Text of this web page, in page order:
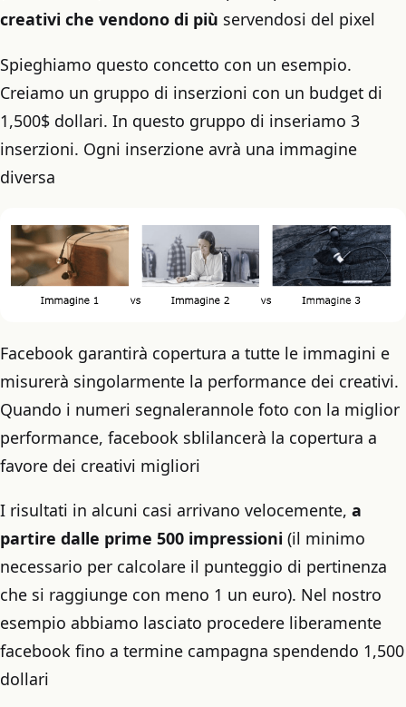
creativi che vendono di più servendosi del pixel
Spieghiamo questo concetto con un esempio.
Creiamo un gruppo di inserzioni con un budget di
1,500$ dollari. In questo gruppo di inseriamo 3
inserzioni. Ogni inserzione avrà una immagine
diversa
Facebook garantirà copertura a tutte le immagini e
misurerà singolarmente la performance dei creativi.
Quando i numeri segnalerannole foto con la miglior
performance, facebook sblilancerà la copertura a
favore dei creativi migliori
I risultati in alcuni casi arrivano velocemente, a
partire dalle prime 500 impressioni (il minimo
necessario per calcolare il punteggio di pertinenza
che si raggiunge con meno 1 un euro). Nel nostro
esempio abbiamo lasciato procedere liberamente
facebook fino a termine campagna spendendo 1,500
dollari